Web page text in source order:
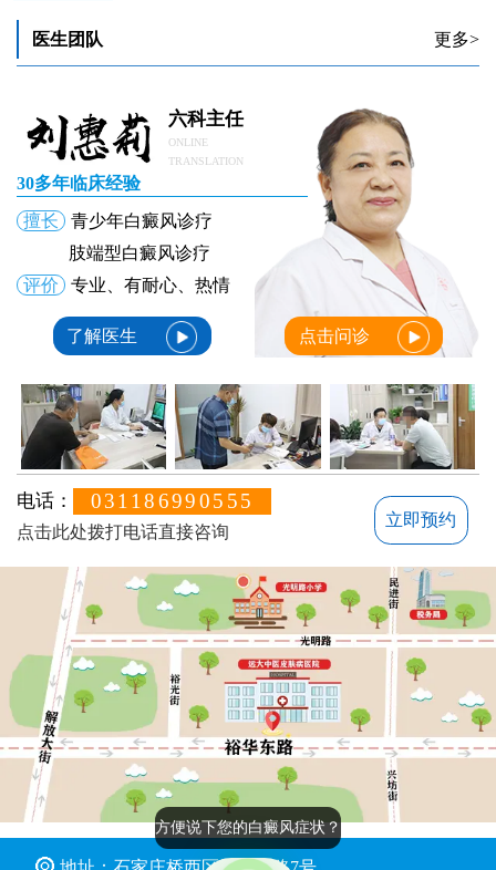
医生团队
更多>
六科主任
ONLINE
TRANSLATION
30多年临床经验
擅长
青少年白癜风诊疗
肢端型白癜风诊疗
评价
专业、有耐心、热情
了解医生 点击问诊
电话： 031186990555
点击此处拨打电话直接咨询
立即预约
方便说下您的白癜风症状？